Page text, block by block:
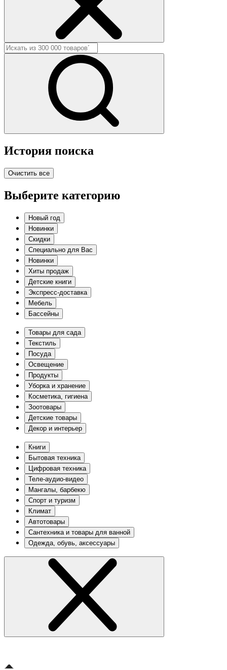
История поиска
Очистить все
Выберите категорию
Новый год
Новинки
Скидки
Специально для Вас
Новинки
Хиты продаж
Детские книги
Экспресс-доставка
Мебель
Бассейны
Товары для сада
Текстиль
Посуда
Освещение
Продукты
Уборка и хранение
Косметика, гигиена
Зоотовары
Детские товары
Декор и интерьер
Книги
Бытовая техника
Цифровая техника
Теле-аудио-видео
Мангалы, барбекю
Спорт и туризм
Климат
Автотовары
Сантехника и товары для ванной
Одежда, обувь, аксессуары